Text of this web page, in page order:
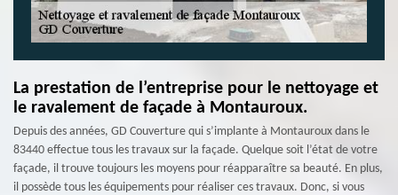
La prestation de l’entreprise pour le nettoyage et
le ravalement de façade à Montauroux.
Depuis des années, GD Couverture qui s’implante à Montauroux dans le
83440 effectue tous les travaux sur la façade. Quelque soit l’état de votre
façade, il trouve toujours les moyens pour réapparaître sa beauté. En plus,
il possède tous les équipements pour réaliser ces travaux. Donc, si vous